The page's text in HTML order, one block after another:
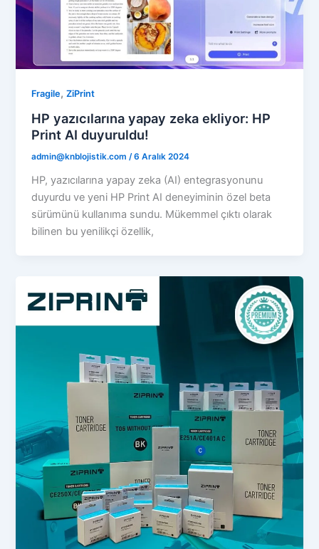
Fragile,ZiPrint
HP yazıcılarına yapay zeka ekliyor: HP
Print AI duyuruldu!
admin@knblojistik.com /6 Aralık 2024
HP, yazıcılarına yapay zeka (AI) entegrasyonunu
duyurdu ve yeni HP Print AI deneyiminin özel beta
sürümünü kullanıma sundu. Mükemmel çıktı olarak
bilinen bu yenilikçi özellik,